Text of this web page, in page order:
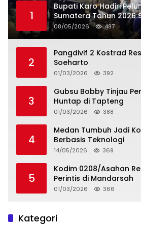
1
Bupati Karo Hadiri
Sumatera Tahun 2026
08/05/2026 487
2
Pangdivif 2 Kostrad
Soeharto
01/03/2026 392
3
Gubsu Bobby Tinjau
Huntap di Tapteng
01/03/2026 388
4
Medan Tumbuh Jadi
Berbasis Teknologi
14/05/2026 369
5
Kodim 0208/Asahan
Perintis di Mandarsah
01/03/2026 366
Kategori